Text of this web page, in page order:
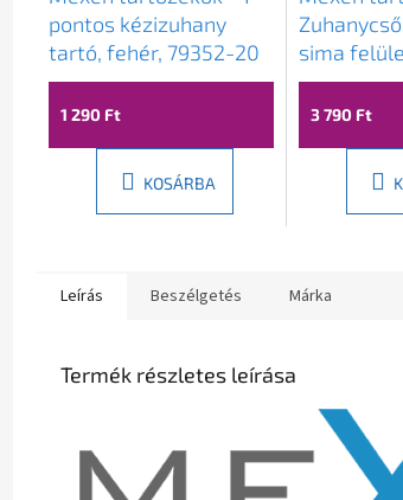
pontos kézizuhany
tartó, fehér, 79352-20
1 290 Ft
KOSÁRBA
sima
79450-20
3 790 Ft
Leírás Beszélgetés Márka
Termék részletes leírása